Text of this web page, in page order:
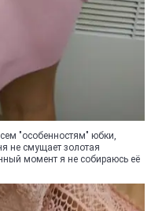
"особенностям" юбки,
не смущает золотая
момент я не собираюсь её